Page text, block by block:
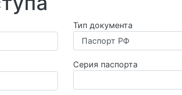
Тип документа
Серия паспорта